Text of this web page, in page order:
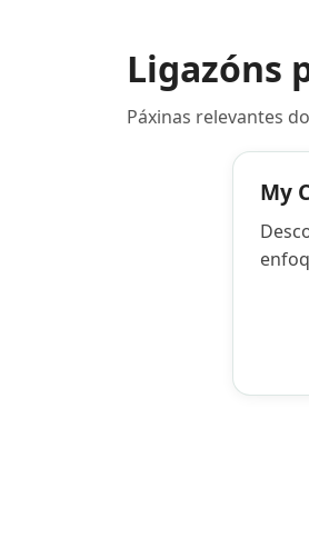
Ligazóns
Páxinas relevantes
My